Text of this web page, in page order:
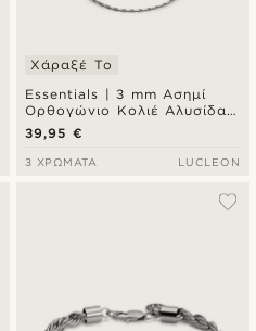
Essentials | 3 mm Ασημί
Ορθογώνιο Κολιέ Αλυσίδα
Λαιμού Box Chain
Χάραξέ Το
39,95 €
3 ΧΡΏΜΑΤΑ LUCLEON